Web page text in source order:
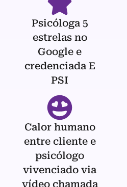
Psicóloga 5
estrelas no
Google e
credenciada E
PSI
Calor humano
entre cliente e
psicólogo
vivenciado via
vídeo chamada